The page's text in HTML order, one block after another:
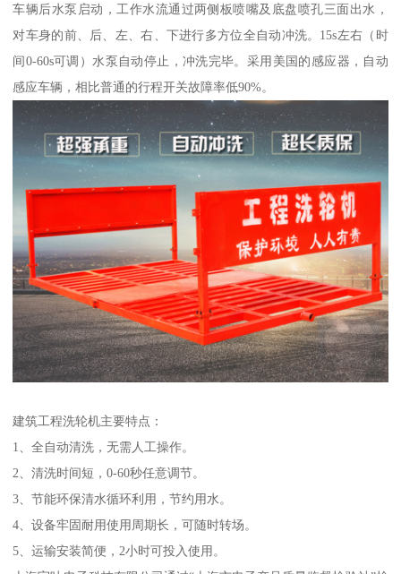
车辆后水泵启动，工作水流通过两侧板喷嘴及底盘喷孔三面出水，
对车身的前、后、左、右、下进行多方位全自动冲洗。15s左右（时
间0-60s可调）水泵自动停止，冲洗完毕。采用美国的感应器，自动
感应车辆，相比普通的行程开关故障率低90%。
建筑工程洗轮机主要特点：
1、全自动清洗，无需人工操作。
2、清洗时间短，0-60秒任意调节。
3、节能环保清水循环利用，节约用水。
4、设备牢固耐用使用周期长，可随时转场。
5、运输安装简便，2小时可投入使用。